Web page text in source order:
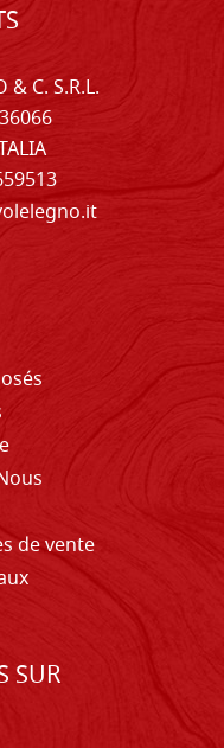
& C. S.R.L.
de vente
SUR